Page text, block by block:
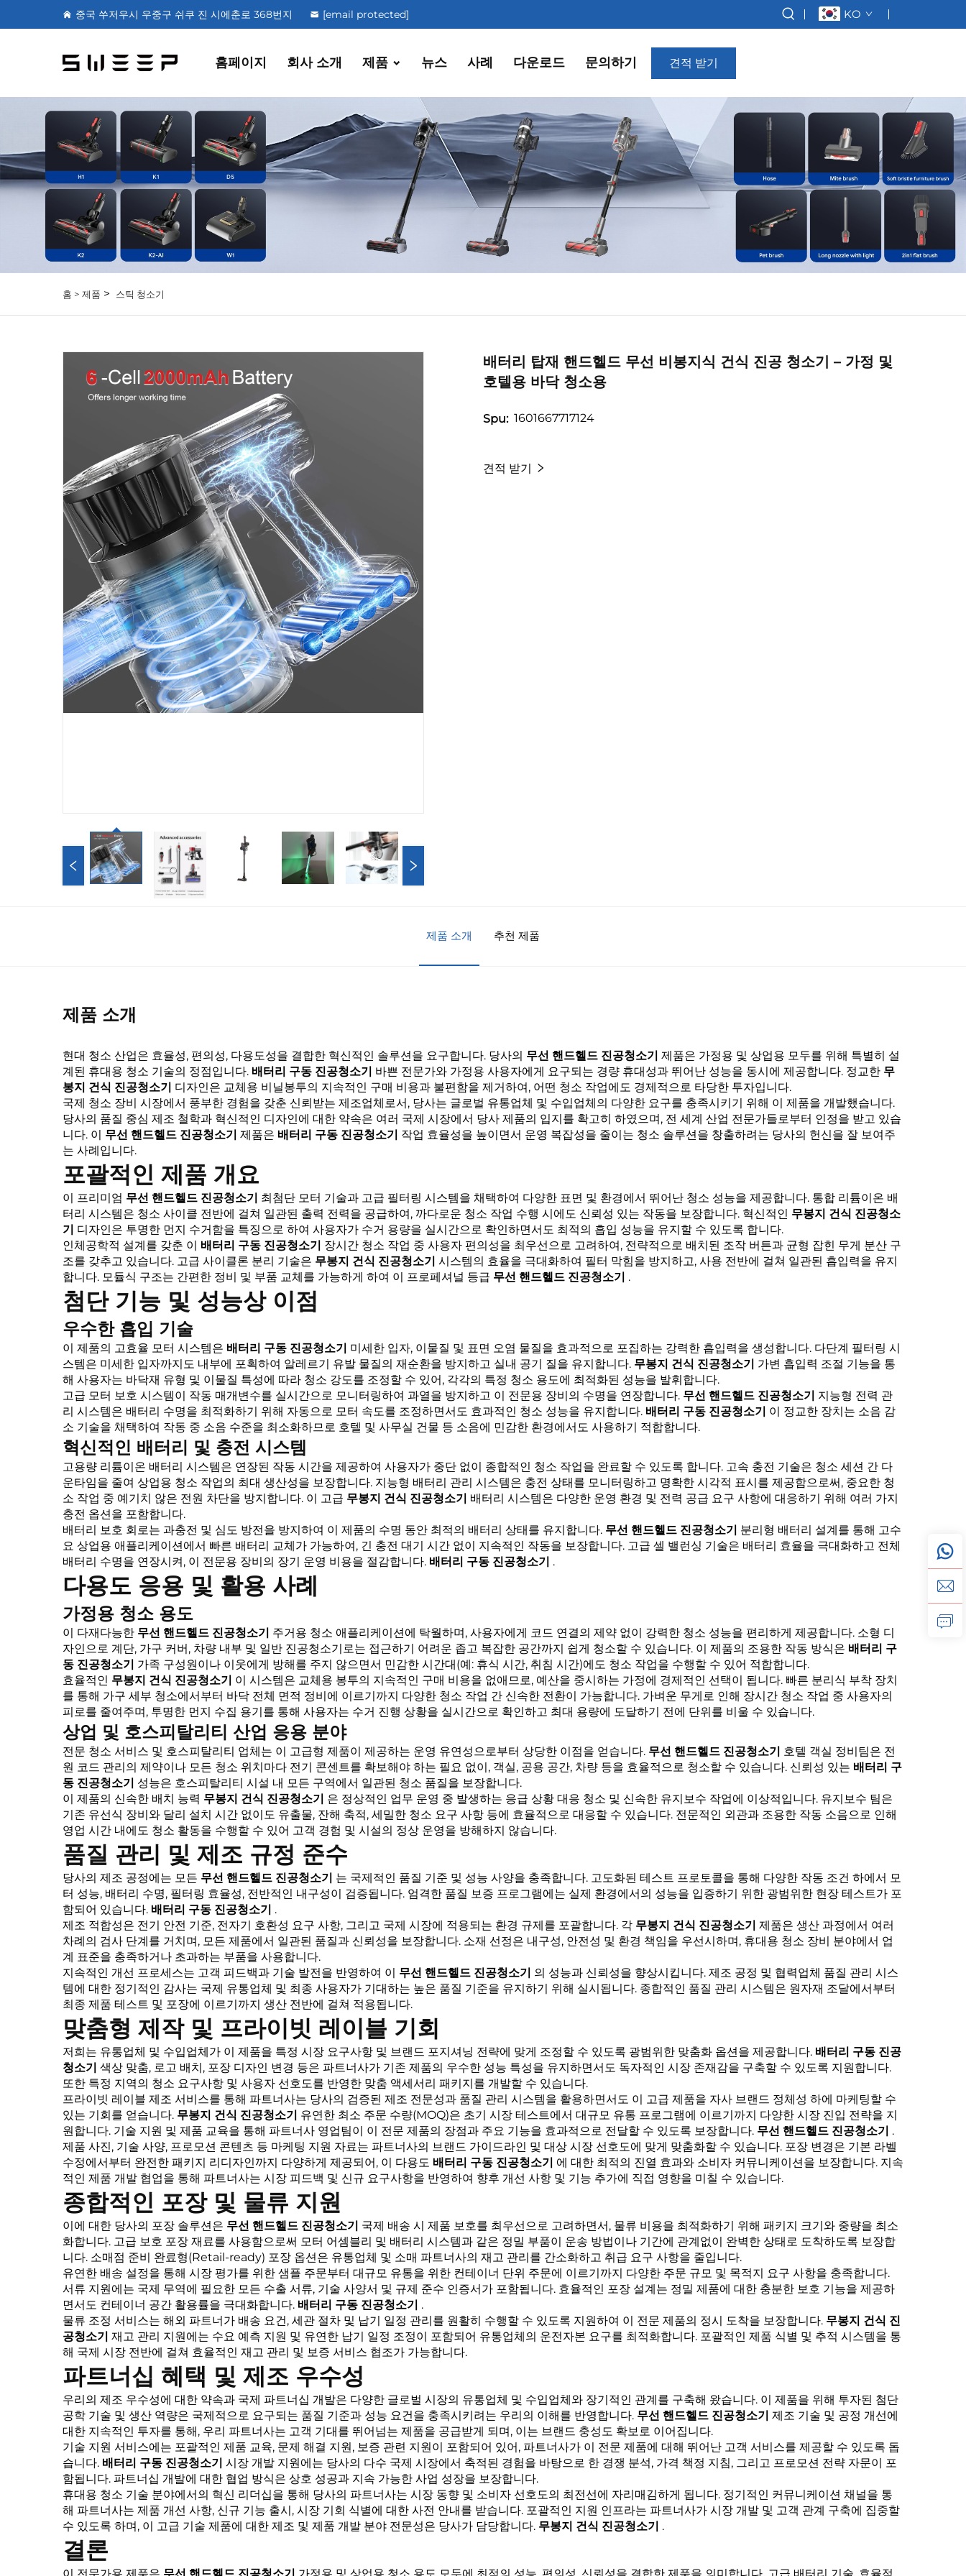
중국 쑤저우시 우중구 쉬쿠 진 시에춘로 368번지 [email protected] KO
홈페이지 회사 소개 제품 뉴스 사례 다운로드 문의하기 견적 받기
홈 > 제품 > 스틱 청소기
배터리 탑재 핸드헬드 무선 비봉지식 건식 진공 청소기 – 가정 및
호텔용 바닥 청소용
Spu: 1601667717124
견적 받기
제품 소개 추천 제품
제품 소개
현대 청소 산업은 효율성, 편의성, 다용도성을 결합한 혁신적인 솔루션을 요구합니다. 당사의 무선 핸드헬드 진공청소기 제품은 가정용 및 상업용 모두를 위해 특별히 설
계된 휴대용 청소 기술의 정점입니다. 배터리 구동 진공청소기 바쁜 전문가와 가정용 사용자에게 요구되는 경량 휴대성과 뛰어난 성능을 동시에 제공합니다. 정교한 무
봉지 건식 진공청소기 디자인은 교체용 비닐봉투의 지속적인 구매 비용과 불편함을 제거하여, 어떤 청소 작업에도 경제적으로 타당한 투자입니다.
국제 청소 장비 시장에서 풍부한 경험을 갖춘 신뢰받는 제조업체로서, 당사는 글로벌 유통업체 및 수입업체의 다양한 요구를 충족시키기 위해 이 제품을 개발했습니다.
당사의 품질 중심 제조 철학과 혁신적인 디자인에 대한 약속은 여러 국제 시장에서 당사 제품의 입지를 확고히 하였으며, 전 세계 산업 전문가들로부터 인정을 받고 있습
니다. 이 무선 핸드헬드 진공청소기 제품은 배터리 구동 진공청소기 작업 효율성을 높이면서 운영 복잡성을 줄이는 청소 솔루션을 창출하려는 당사의 헌신을 잘 보여주
는 사례입니다.
포괄적인 제품 개요
이 프리미엄 무선 핸드헬드 진공청소기 최첨단 모터 기술과 고급 필터링 시스템을 채택하여 다양한 표면 및 환경에서 뛰어난 청소 성능을 제공합니다. 통합 리튬이온 배
터리 시스템은 청소 사이클 전반에 걸쳐 일관된 출력 전력을 공급하여, 까다로운 청소 작업 수행 시에도 신뢰성 있는 작동을 보장합니다. 혁신적인 무봉지 건식 진공청소
기 디자인은 투명한 먼지 수거함을 특징으로 하여 사용자가 수거 용량을 실시간으로 확인하면서도 최적의 흡입 성능을 유지할 수 있도록 합니다.
인체공학적 설계를 갖춘 이 배터리 구동 진공청소기 장시간 청소 작업 중 사용자 편의성을 최우선으로 고려하여, 전략적으로 배치된 조작 버튼과 균형 잡힌 무게 분산 구
조를 갖추고 있습니다. 고급 사이클론 분리 기술은 무봉지 건식 진공청소기 시스템의 효율을 극대화하여 필터 막힘을 방지하고, 사용 전반에 걸쳐 일관된 흡입력을 유지
합니다. 모듈식 구조는 간편한 정비 및 부품 교체를 가능하게 하여 이 프로페셔널 등급 무선 핸드헬드 진공청소기 .
첨단 기능 및 성능상 이점
우수한 흡입 기술
이 제품의 고효율 모터 시스템은 배터리 구동 진공청소기 미세한 입자, 이물질 및 표면 오염 물질을 효과적으로 포집하는 강력한 흡입력을 생성합니다. 다단계 필터링 시
스템은 미세한 입자까지도 내부에 포획하여 알레르기 유발 물질의 재순환을 방지하고 실내 공기 질을 유지합니다. 무봉지 건식 진공청소기 가변 흡입력 조절 기능을 통
해 사용자는 바닥재 유형 및 이물질 특성에 따라 청소 강도를 조정할 수 있어, 각각의 특정 청소 용도에 최적화된 성능을 발휘합니다.
고급 모터 보호 시스템이 작동 매개변수를 실시간으로 모니터링하여 과열을 방지하고 이 전문용 장비의 수명을 연장합니다. 무선 핸드헬드 진공청소기 지능형 전력 관
리 시스템은 배터리 수명을 최적화하기 위해 자동으로 모터 속도를 조정하면서도 효과적인 청소 성능을 유지합니다. 배터리 구동 진공청소기 이 정교한 장치는 소음 감
소 기술을 채택하여 작동 중 소음 수준을 최소화하므로 호텔 및 사무실 건물 등 소음에 민감한 환경에서도 사용하기 적합합니다.
혁신적인 배터리 및 충전 시스템
고용량 리튬이온 배터리 시스템은 연장된 작동 시간을 제공하여 사용자가 중단 없이 종합적인 청소 작업을 완료할 수 있도록 합니다. 고속 충전 기술은 청소 세션 간 다
운타임을 줄여 상업용 청소 작업의 최대 생산성을 보장합니다. 지능형 배터리 관리 시스템은 충전 상태를 모니터링하고 명확한 시각적 표시를 제공함으로써, 중요한 청
소 작업 중 예기치 않은 전원 차단을 방지합니다. 이 고급 무봉지 건식 진공청소기 배터리 시스템은 다양한 운영 환경 및 전력 공급 요구 사항에 대응하기 위해 여러 가지
충전 옵션을 포함합니다.
배터리 보호 회로는 과충전 및 심도 방전을 방지하여 이 제품의 수명 동안 최적의 배터리 상태를 유지합니다. 무선 핸드헬드 진공청소기 분리형 배터리 설계를 통해 고수
요 상업용 애플리케이션에서 빠른 배터리 교체가 가능하여, 긴 충전 대기 시간 없이 지속적인 작동을 보장합니다. 고급 셀 밸런싱 기술은 배터리 효율을 극대화하고 전체
배터리 수명을 연장시켜, 이 전문용 장비의 장기 운영 비용을 절감합니다. 배터리 구동 진공청소기 .
다용도 응용 및 활용 사례
가정용 청소 용도
이 다재다능한 무선 핸드헬드 진공청소기 주거용 청소 애플리케이션에 탁월하며, 사용자에게 코드 연결의 제약 없이 강력한 청소 성능을 편리하게 제공합니다. 소형 디
자인으로 계단, 가구 커버, 차량 내부 및 일반 진공청소기로는 접근하기 어려운 좁고 복잡한 공간까지 쉽게 청소할 수 있습니다. 이 제품의 조용한 작동 방식은 배터리 구
동 진공청소기 가족 구성원이나 이웃에게 방해를 주지 않으면서 민감한 시간대(예: 휴식 시간, 취침 시간)에도 청소 작업을 수행할 수 있어 적합합니다.
효율적인 무봉지 건식 진공청소기 이 시스템은 교체용 봉투의 지속적인 구매 비용을 없애므로, 예산을 중시하는 가정에 경제적인 선택이 됩니다. 빠른 분리식 부착 장치
를 통해 가구 세부 청소에서부터 바닥 전체 면적 정비에 이르기까지 다양한 청소 작업 간 신속한 전환이 가능합니다. 가벼운 무게로 인해 장시간 청소 작업 중 사용자의
피로를 줄여주며, 투명한 먼지 수집 용기를 통해 사용자는 수거 진행 상황을 실시간으로 확인하고 최대 용량에 도달하기 전에 단위를 비울 수 있습니다.
상업 및 호스피탈리티 산업 응용 분야
전문 청소 서비스 및 호스피탈리티 업체는 이 고급형 제품이 제공하는 운영 유연성으로부터 상당한 이점을 얻습니다. 무선 핸드헬드 진공청소기 호텔 객실 정비팀은 전
원 코드 관리의 제약이나 모든 청소 위치마다 전기 콘센트를 확보해야 하는 필요 없이, 객실, 공용 공간, 차량 등을 효율적으로 청소할 수 있습니다. 신뢰성 있는 배터리 구
동 진공청소기 성능은 호스피탈리티 시설 내 모든 구역에서 일관된 청소 품질을 보장합니다.
이 제품의 신속한 배치 능력 무봉지 건식 진공청소기 은 정상적인 업무 운영 중 발생하는 응급 상황 대응 청소 및 신속한 유지보수 작업에 이상적입니다. 유지보수 팀은
기존 유선식 장비와 달리 설치 시간 없이도 유출물, 잔해 축적, 세밀한 청소 요구 사항 등에 효율적으로 대응할 수 있습니다. 전문적인 외관과 조용한 작동 소음으로 인해
영업 시간 내에도 청소 활동을 수행할 수 있어 고객 경험 및 시설의 정상 운영을 방해하지 않습니다.
품질 관리 및 제조 규정 준수
당사의 제조 공정에는 모든 무선 핸드헬드 진공청소기 는 국제적인 품질 기준 및 성능 사양을 충족합니다. 고도화된 테스트 프로토콜을 통해 다양한 작동 조건 하에서 모
터 성능, 배터리 수명, 필터링 효율성, 전반적인 내구성이 검증됩니다. 엄격한 품질 보증 프로그램에는 실제 환경에서의 성능을 입증하기 위한 광범위한 현장 테스트가 포
함되어 있습니다. 배터리 구동 진공청소기 .
제조 적합성은 전기 안전 기준, 전자기 호환성 요구 사항, 그리고 국제 시장에 적용되는 환경 규제를 포괄합니다. 각 무봉지 건식 진공청소기 제품은 생산 과정에서 여러
차례의 검사 단계를 거치며, 모든 제품에서 일관된 품질과 신뢰성을 보장합니다. 소재 선정은 내구성, 안전성 및 환경 책임을 우선시하며, 휴대용 청소 장비 분야에서 업
계 표준을 충족하거나 초과하는 부품을 사용합니다.
지속적인 개선 프로세스는 고객 피드백과 기술 발전을 반영하여 이 무선 핸드헬드 진공청소기 의 성능과 신뢰성을 향상시킵니다. 제조 공정 및 협력업체 품질 관리 시스
템에 대한 정기적인 감사는 국제 유통업체 및 최종 사용자가 기대하는 높은 품질 기준을 유지하기 위해 실시됩니다. 종합적인 품질 관리 시스템은 원자재 조달에서부터
최종 제품 테스트 및 포장에 이르기까지 생산 전반에 걸쳐 적용됩니다.
맞춤형 제작 및 프라이빗 레이블 기회
저희는 유통업체 및 수입업체가 이 제품을 특정 시장 요구사항 및 브랜드 포지셔닝 전략에 맞게 조정할 수 있도록 광범위한 맞춤화 옵션을 제공합니다. 배터리 구동 진공
청소기 색상 맞춤, 로고 배치, 포장 디자인 변경 등은 파트너사가 기존 제품의 우수한 성능 특성을 유지하면서도 독자적인 시장 존재감을 구축할 수 있도록 지원합니다.
또한 특정 지역의 청소 요구사항 및 사용자 선호도를 반영한 맞춤 액세서리 패키지를 개발할 수 있습니다.
프라이빗 레이블 제조 서비스를 통해 파트너사는 당사의 검증된 제조 전문성과 품질 관리 시스템을 활용하면서도 이 고급 제품을 자사 브랜드 정체성 하에 마케팅할 수
있는 기회를 얻습니다. 무봉지 건식 진공청소기 유연한 최소 주문 수량(MOQ)은 초기 시장 테스트에서 대규모 유통 프로그램에 이르기까지 다양한 시장 진입 전략을 지
원합니다. 기술 지원 및 제품 교육을 통해 파트너사 영업팀이 이 전문 제품의 장점과 주요 기능을 효과적으로 전달할 수 있도록 보장합니다. 무선 핸드헬드 진공청소기 .
제품 사진, 기술 사양, 프로모션 콘텐츠 등 마케팅 지원 자료는 파트너사의 브랜드 가이드라인 및 대상 시장 선호도에 맞게 맞춤화할 수 있습니다. 포장 변경은 기본 라벨
수정에서부터 완전한 패키지 리디자인까지 다양하게 제공되어, 이 다용도 배터리 구동 진공청소기 에 대한 최적의 진열 효과와 소비자 커뮤니케이션을 보장합니다. 지속
적인 제품 개발 협업을 통해 파트너사는 시장 피드백 및 신규 요구사항을 반영하여 향후 개선 사항 및 기능 추가에 직접 영향을 미칠 수 있습니다.
종합적인 포장 및 물류 지원
이에 대한 당사의 포장 솔루션은 무선 핸드헬드 진공청소기 국제 배송 시 제품 보호를 최우선으로 고려하면서, 물류 비용을 최적화하기 위해 패키지 크기와 중량을 최소
화합니다. 고급 보호 포장 재료를 사용함으로써 모터 어셈블리 및 배터리 시스템과 같은 정밀 부품이 운송 방법이나 기간에 관계없이 완벽한 상태로 도착하도록 보장합
니다. 소매점 준비 완료형(Retail-ready) 포장 옵션은 유통업체 및 소매 파트너사의 재고 관리를 간소화하고 취급 요구 사항을 줄입니다.
유연한 배송 설정을 통해 시장 평가를 위한 샘플 주문부터 대규모 유통을 위한 컨테이너 단위 주문에 이르기까지 다양한 주문 규모 및 목적지 요구 사항을 충족합니다.
서류 지원에는 국제 무역에 필요한 모든 수출 서류, 기술 사양서 및 규제 준수 인증서가 포함됩니다. 효율적인 포장 설계는 정밀 제품에 대한 충분한 보호 기능을 제공하
면서도 컨테이너 공간 활용률을 극대화합니다. 배터리 구동 진공청소기 .
물류 조정 서비스는 해외 파트너가 배송 요건, 세관 절차 및 납기 일정 관리를 원활히 수행할 수 있도록 지원하여 이 전문 제품의 정시 도착을 보장합니다. 무봉지 건식 진
공청소기 재고 관리 지원에는 수요 예측 지원 및 유연한 납기 일정 조정이 포함되어 유통업체의 운전자본 요구를 최적화합니다. 포괄적인 제품 식별 및 추적 시스템을 통
해 국제 시장 전반에 걸쳐 효율적인 재고 관리 및 보증 서비스 협조가 가능합니다.
파트너십 혜택 및 제조 우수성
우리의 제조 우수성에 대한 약속과 국제 파트너십 개발은 다양한 글로벌 시장의 유통업체 및 수입업체와 장기적인 관계를 구축해 왔습니다. 이 제품을 위해 투자된 첨단
공학 기술 및 생산 역량은 국제적으로 요구되는 품질 기준과 성능 요건을 충족시키려는 우리의 이해를 반영합니다. 무선 핸드헬드 진공청소기 제조 기술 및 공정 개선에
대한 지속적인 투자를 통해, 우리 파트너사는 고객 기대를 뛰어넘는 제품을 공급받게 되며, 이는 브랜드 충성도 확보로 이어집니다.
기술 지원 서비스에는 포괄적인 제품 교육, 문제 해결 지원, 보증 관련 지원이 포함되어 있어, 파트너사가 이 전문 제품에 대해 뛰어난 고객 서비스를 제공할 수 있도록 돕
습니다. 배터리 구동 진공청소기 시장 개발 지원에는 당사의 다수 국제 시장에서 축적된 경험을 바탕으로 한 경쟁 분석, 가격 책정 지침, 그리고 프로모션 전략 자문이 포
함됩니다. 파트너십 개발에 대한 협업 방식은 상호 성공과 지속 가능한 사업 성장을 보장합니다.
휴대용 청소 기술 분야에서의 혁신 리더십을 통해 당사의 파트너사는 시장 동향 및 소비자 선호도의 최전선에 자리매김하게 됩니다. 정기적인 커뮤니케이션 채널을 통
해 파트너사는 제품 개선 사항, 신규 기능 출시, 시장 기회 식별에 대한 사전 안내를 받습니다. 포괄적인 지원 인프라는 파트너사가 시장 개발 및 고객 관계 구축에 집중할
수 있도록 하며, 이 고급 기술 제품에 대한 제조 및 제품 개발 분야 전문성은 당사가 담당합니다. 무봉지 건식 진공청소기 .
결론
이 전문가용 제품은 무선 핸드헬드 진공청소기 가정용 및 상업용 청소 용도 모두에 최적의 성능, 편의성, 신뢰성을 결합한 제품을 의미합니다. 고급 배터리 기술, 효율적